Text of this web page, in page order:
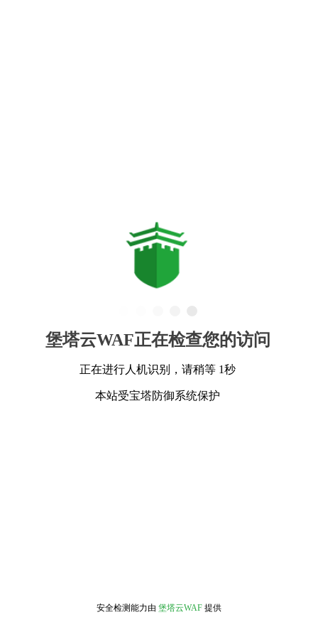
堡塔云WAF正在检查您的访问
正在进行人机识别，请稍等 1秒
本站受宝塔防御系统保护
安全检测能力由 堡塔云WAF 提供